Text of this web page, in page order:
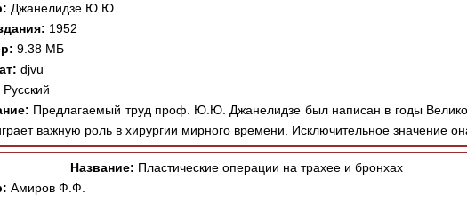
Джанелидзе Ю.Ю.
1952
9.38 МБ
djvu
Русский
Предлагаемый труд проф. Ю.Ю. Джанелидзе был написан в годы
важную роль в хирургии мирного времени. Исключительное значение
Название: Пластические операции на трахее и бронхах
Амиров Ф.Ф.